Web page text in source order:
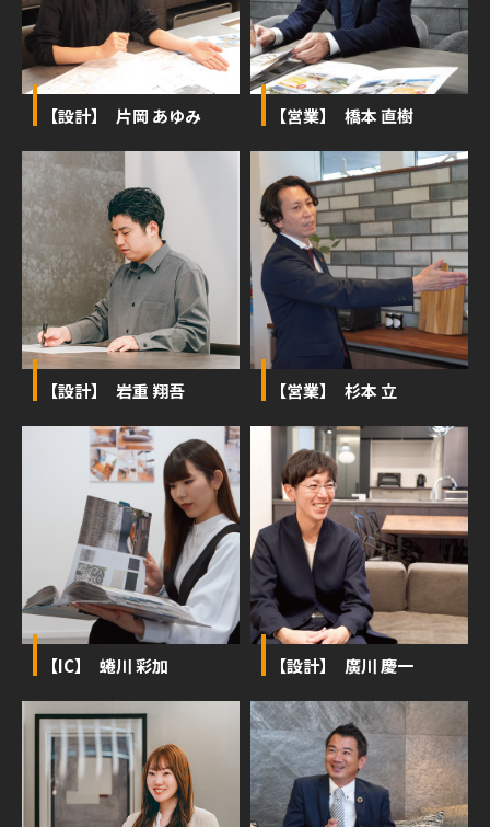
【設計】 片岡 あゆみ 【営業】 橋本 直樹
【設計】 岩重 翔吾 【営業】 杉本 立
【IC】 蜷川 彩加 【設計】 廣川 慶一